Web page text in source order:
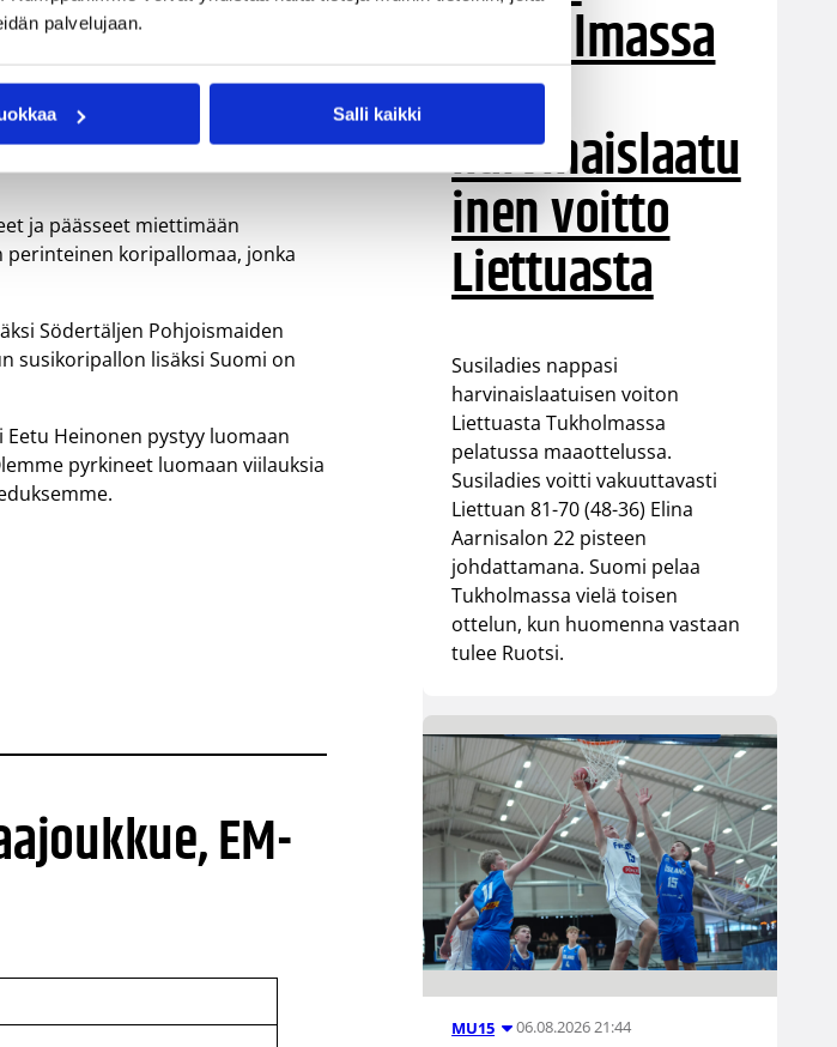
palvelujaan.
Salli kaikki
Serbia sunnuntaina ja
erittäin hyvä 2005 syntyneiden
Ennakkoon jo voi sanoa, että
vastaan, Virtanen
ja päässeet miettimään
perinteinen koripallomaa, jonka
Södertäljen Pohjoismaiden
susikoripallon lisäksi Suomi on
Heinonen pystyy luomaan
pyrkineet luomaan viilauksia
EM-
Tukholmassa
–
harvinaislaatu
inen voitto
Liettuasta
Susiladies nappasi
harvinaislaatuisen voiton
Liettuasta Tukholmassa
pelatussa maaottelussa.
Susiladies voitti vakuuttavasti
Liettuan 81-70 (48-36) Elina
Aarnisalon 22 pisteen
johdattamana. Suomi pelaa
Tukholmassa vielä toisen
ottelun, kun huomenna vastaan
tulee Ruotsi.
MU15 06.08.2026 21:44